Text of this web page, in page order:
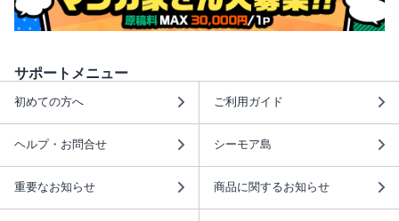
サポートメニュー
初めての方へ ご利用ガイド
ヘルプ・お問合せ シーモア島
重要なお知らせ 商品に関するお知らせ